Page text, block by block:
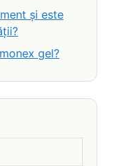
și este
gel?